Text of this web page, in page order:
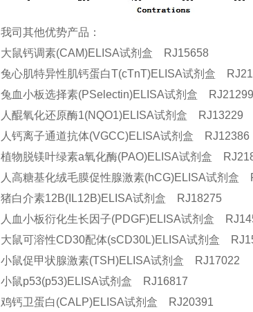
我司其他优势产品：
大鼠钙调素(CAM)ELISA试剂盒 RJ15658
兔心肌特异性肌钙蛋白T(cTnT)ELISA试剂盒
兔血小板选择素(PSelectin)ELISA试剂盒 RJ21299
人醌氧化还原酶1(NQO1)ELISA试剂盒 RJ13229
人钙离子通道抗体(VGCC)ELISA试剂盒 RJ12386
植物脱镁叶绿素a氧化酶(PAO)ELISA试剂盒
人高糖基化绒毛膜促性腺激素(hCG)ELISA试剂盒
猪白介素12B(IL12B)ELISA试剂盒 RJ18275
人血小板衍化生长因子(PDGF)ELISA试剂盒
大鼠可溶性CD30配体(sCD30L)ELISA试剂盒
小鼠促甲状腺激素(TSH)ELISA试剂盒 RJ17022
小鼠p53(p53)ELISA试剂盒 RJ16817
鸡钙卫蛋白(CALP)ELISA试剂盒 RJ20391